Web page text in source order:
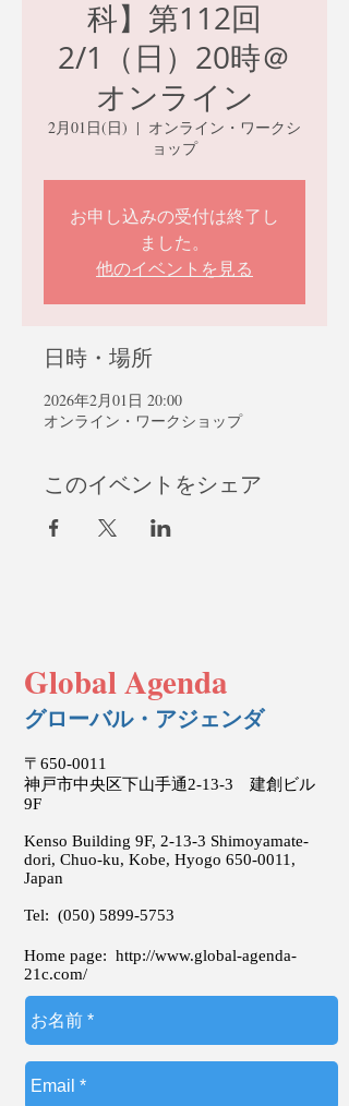
科】第112回
2/1（日）20時＠
オンライン
2月01日(日)
  |
オンライン・ワークシ
ョップ
お申し込みの受付は終了し
ました。
他のイベントを見る
日時・場所
2026年2月01日 20:00
オンライン・ワークショップ
このイベントをシェア
Global Agenda
グローバル・アジェンダ
〒650-0011
神戸市中央区下山手通2-13-3 建創ビル
9F
Kenso Building 9F, 2-13-3 Shimoyamate-
dori, Chuo-ku, Kobe, Hyogo 650-0011 ,
Japan
Tel: (050) 5899-5753
Home page: http://www.global-agenda-
21c.com/